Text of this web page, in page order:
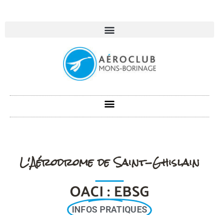
L'Aérodrome de Saint-Ghislain
OACI : EBSG
INFOS PRATIQUES